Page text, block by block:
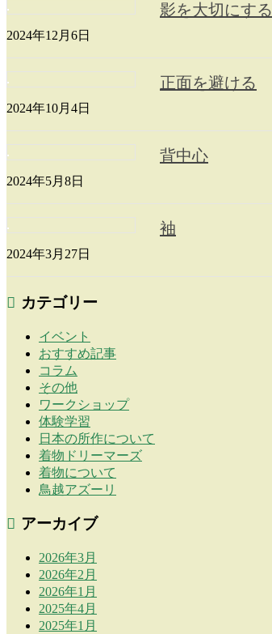
影を大切にする
2024年12月6日
正面を避ける
2024年10月4日
背中心
2024年5月8日
袖
2024年3月27日
カテゴリー
イベント
おすすめ記事
コラム
その他
ワークショップ
体験学習
日本の所作について
着物ドリーマーズ
着物について
鳥越アズーリ
アーカイブ
2026年3月
2026年2月
2026年1月
2025年4月
2025年1月